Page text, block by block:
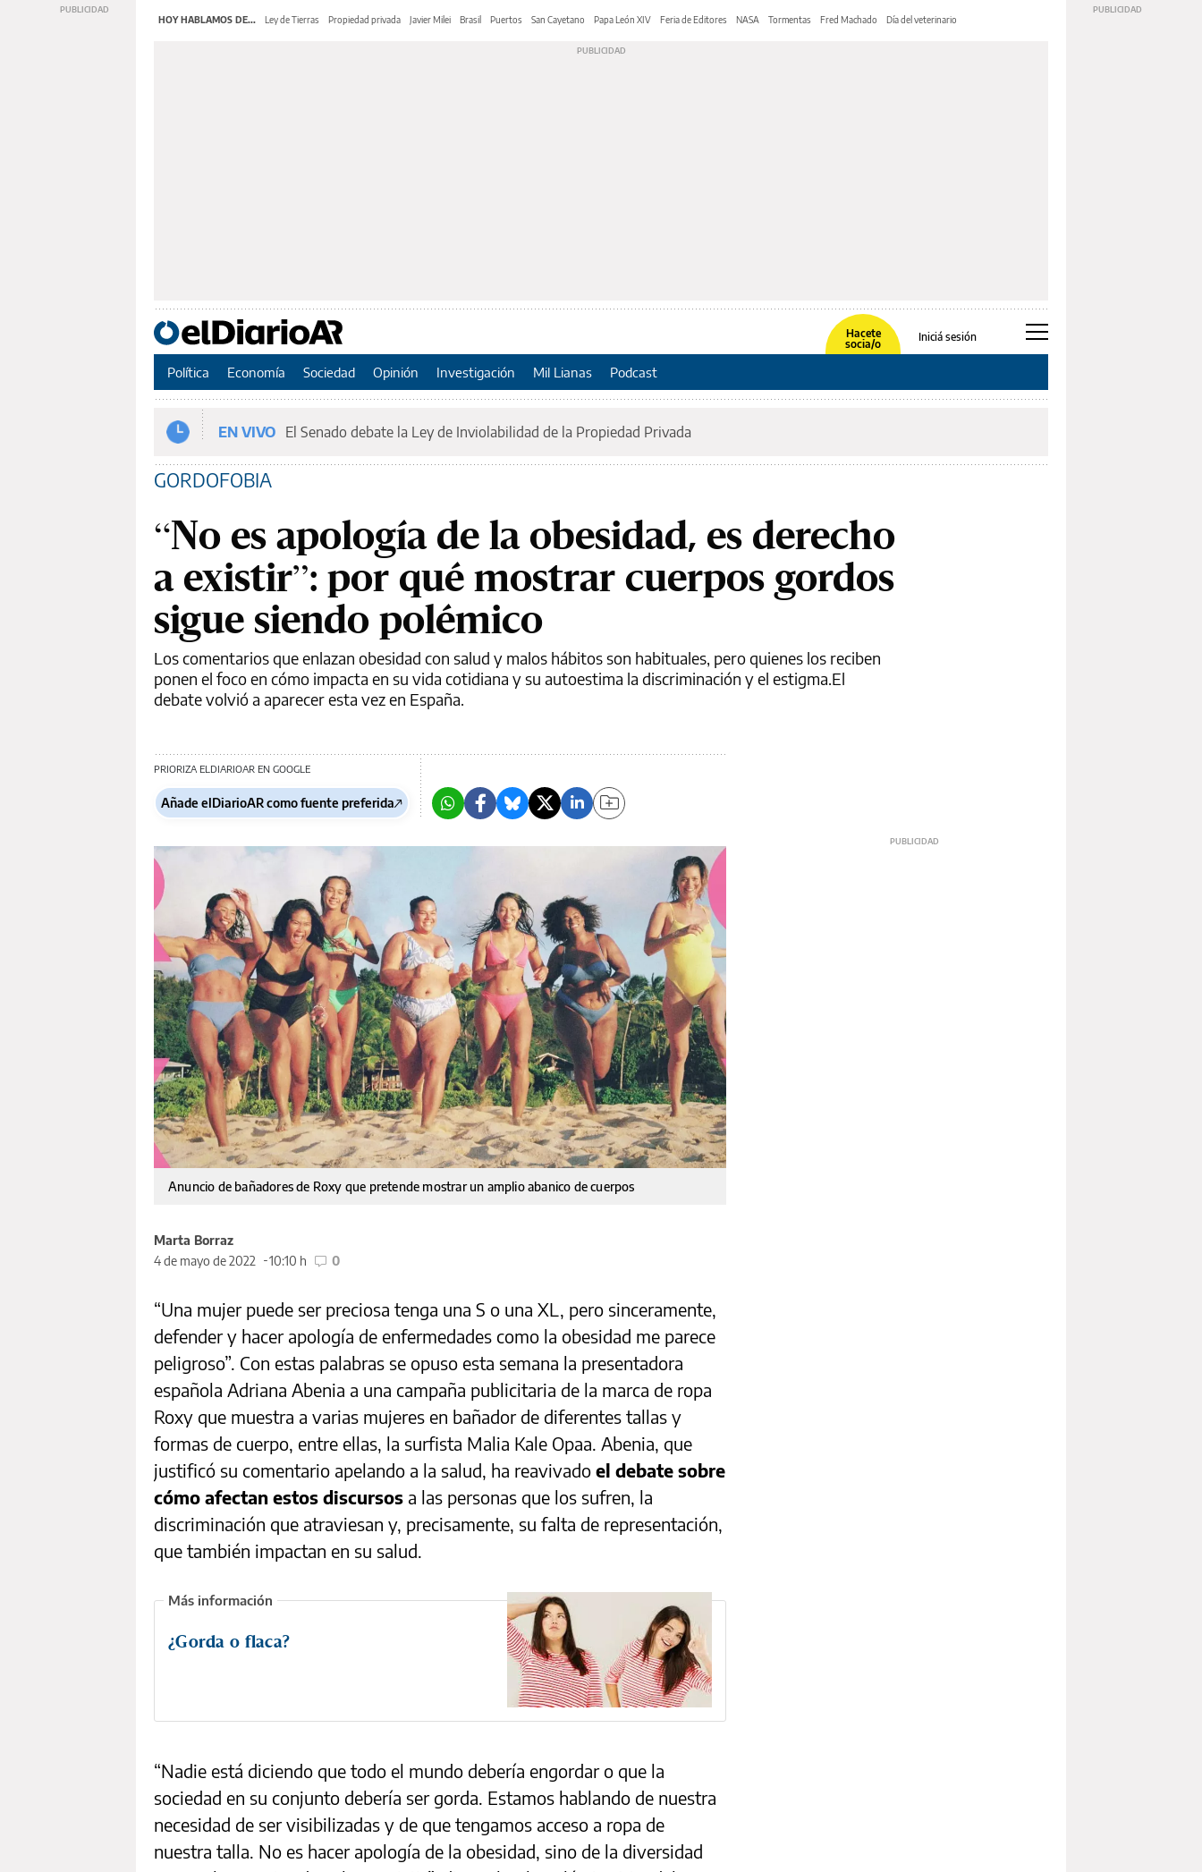
HOY HABLAMOS DE... Ley de Tierras Propiedad privada Javier Milei Brasil Puertos San Cayetano Papa León XIV Feria de Editores NASA Tormentas Fred Machado Día del veterinario
Hacete
socia/o
Iniciá sesión
Política Economía Sociedad Opinión Investigación Mil Lianas Podcast
EN VIVO El Senado debate la Ley de Inviolabilidad de la Propiedad Privada
GORDOFOBIA
“No es apología de la obesidad, es derecho
a existir”: por qué mostrar cuerpos gordos
sigue siendo polémico
Los comentarios que enlazan obesidad con salud y malos hábitos son habituales, pero quienes los reciben
ponen el foco en cómo impacta en su vida cotidiana y su autoestima la discriminación y el estigma.El
debate volvió a aparecer esta vez en España.
PRIORIZA ELDIARIOAR EN GOOGLE
Añade elDiarioAR como fuente preferida
Anuncio de bañadores de Roxy que pretende mostrar un amplio abanico de cuerpos
Marta Borraz
4 de mayo de 2022
10:10 h 0
“Una mujer puede ser preciosa tenga una S o una XL, pero sinceramente,
defender y hacer apología de enfermedades como la obesidad me parece
peligroso”. Con estas palabras se opuso esta semana la presentadora
española Adriana Abenia a una campaña publicitaria de la marca de ropa
Roxy que muestra a varias mujeres en bañador de diferentes tallas y
formas de cuerpo, entre ellas, la surfista Malia Kale Opaa. Abenia, que
justificó su comentario apelando a la salud, ha reavivado el debate sobre
cómo afectan estos discursos a las personas que los sufren, la
discriminación que atraviesan y, precisamente, su falta de representación,
que también impactan en su salud.
¿Gorda o flaca?
“Nadie está diciendo que todo el mundo debería engordar o que la
sociedad en su conjunto debería ser gorda. Estamos hablando de nuestra
necesidad de ser visibilizadas y de que tengamos acceso a ropa de
nuestra talla. No es hacer apología de la obesidad, sino de la diversidad